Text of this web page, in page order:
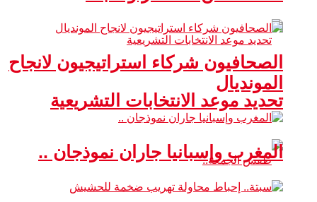
تحديد موعد الانتخابات التشريعية
الصحافيون شركاء استراتيجيون لانجاح
المونديال
المغرب وإسبانيا جاران نموذجان ..